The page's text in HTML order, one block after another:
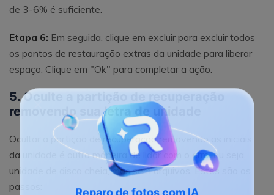
de 3-6% é suficiente.
Etapa 6: Em seguida, clique em excluir para excluir todos
os pontos de restauração extras da unidade para liberar
espaço. Clique em "Ok" para completar a ação.
5. Oculte a partição de recuperação
removendo sua letra de unidade
Ocultar a partição de recuperação removendo as iniciais
da unidade é outra maneira de lidar com o erro, ou seja,
unidade de disco cheia, mas sem arquivos. Estes são os
passos: